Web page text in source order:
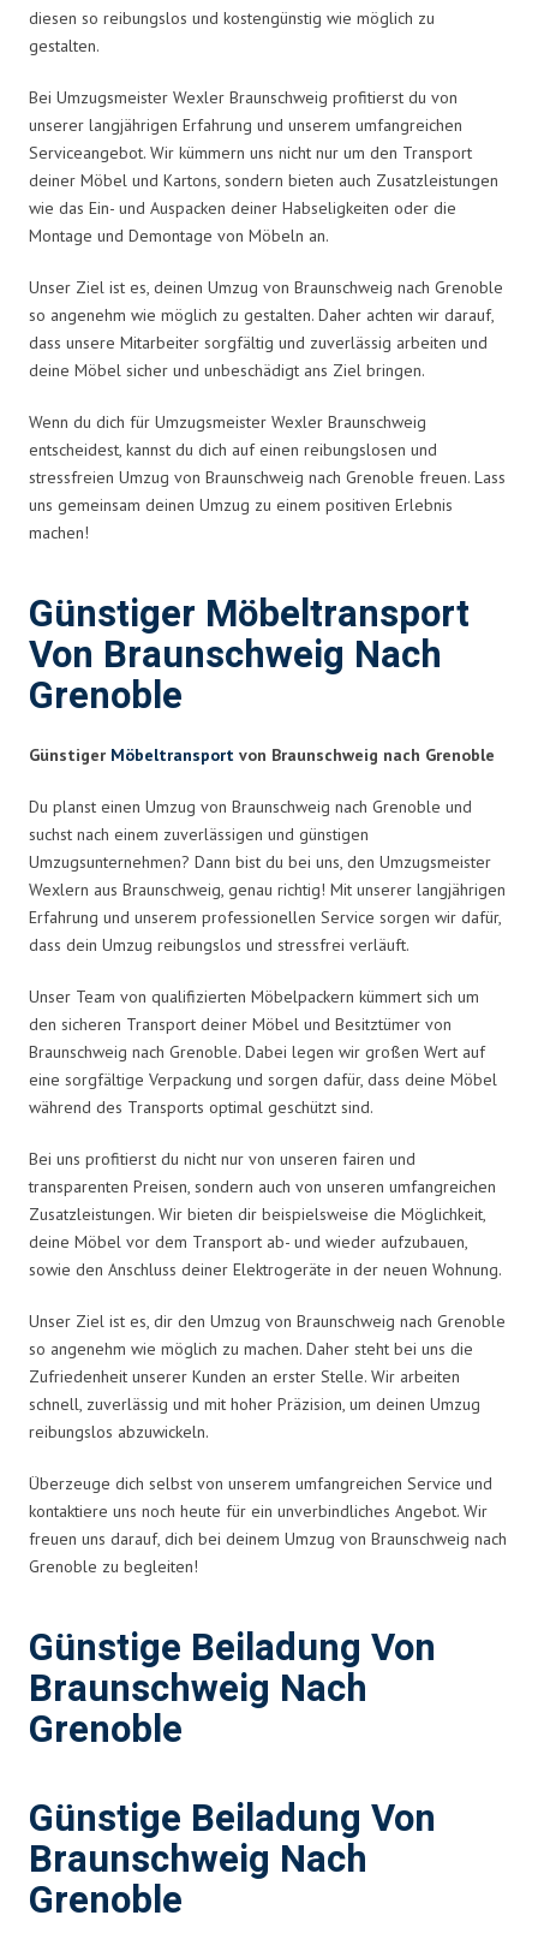
diesen so reibungslos und kostengünstig wie möglich zu
gestalten.
Bei Umzugsmeister Wexler Braunschweig profitierst du von
unserer langjährigen Erfahrung und unserem umfangreichen
Serviceangebot. Wir kümmern uns nicht nur um den Transport
deiner Möbel und Kartons, sondern bieten auch Zusatzleistungen
wie das Ein- und Auspacken deiner Habseligkeiten oder die
Montage und Demontage von Möbeln an.
Unser Ziel ist es, deinen Umzug von Braunschweig nach Grenoble
so angenehm wie möglich zu gestalten. Daher achten wir darauf,
dass unsere Mitarbeiter sorgfältig und zuverlässig arbeiten und
deine Möbel sicher und unbeschädigt ans Ziel bringen.
Wenn du dich für Umzugsmeister Wexler Braunschweig
entscheidest, kannst du dich auf einen reibungslosen und
stressfreien Umzug von Braunschweig nach Grenoble freuen. Lass
uns gemeinsam deinen Umzug zu einem positiven Erlebnis
machen!
Günstiger Möbeltransport
Von Braunschweig Nach
Grenoble
Günstiger Möbeltransport von Braunschweig nach Grenoble
Du planst einen Umzug von Braunschweig nach Grenoble und
suchst nach einem zuverlässigen und günstigen
Umzugsunternehmen? Dann bist du bei uns, den Umzugsmeister
Wexlern aus Braunschweig, genau richtig! Mit unserer langjährigen
Erfahrung und unserem professionellen Service sorgen wir dafür,
dass dein Umzug reibungslos und stressfrei verläuft.
Unser Team von qualifizierten Möbelpackern kümmert sich um
den sicheren Transport deiner Möbel und Besitztümer von
Braunschweig nach Grenoble. Dabei legen wir großen Wert auf
eine sorgfältige Verpackung und sorgen dafür, dass deine Möbel
während des Transports optimal geschützt sind.
Bei uns profitierst du nicht nur von unseren fairen und
transparenten Preisen, sondern auch von unseren umfangreichen
Zusatzleistungen. Wir bieten dir beispielsweise die Möglichkeit,
deine Möbel vor dem Transport ab- und wieder aufzubauen,
sowie den Anschluss deiner Elektrogeräte in der neuen Wohnung.
Unser Ziel ist es, dir den Umzug von Braunschweig nach Grenoble
so angenehm wie möglich zu machen. Daher steht bei uns die
Zufriedenheit unserer Kunden an erster Stelle. Wir arbeiten
schnell, zuverlässig und mit hoher Präzision, um deinen Umzug
reibungslos abzuwickeln.
Überzeuge dich selbst von unserem umfangreichen Service und
kontaktiere uns noch heute für ein unverbindliches Angebot. Wir
freuen uns darauf, dich bei deinem Umzug von Braunschweig nach
Grenoble zu begleiten!
Günstige Beiladung Von
Braunschweig Nach
Grenoble
Günstige Beiladung Von
Braunschweig Nach
Grenoble